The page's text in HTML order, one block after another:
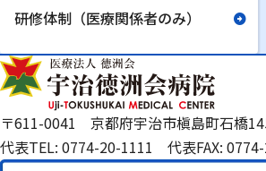
研修体制（医療関係者のみ）
〒611-0041 京都府宇治市槇島町石橋
代表TEL: 0774-20-1111 代表FAX: